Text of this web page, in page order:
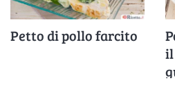
Petto di pollo farcito
il